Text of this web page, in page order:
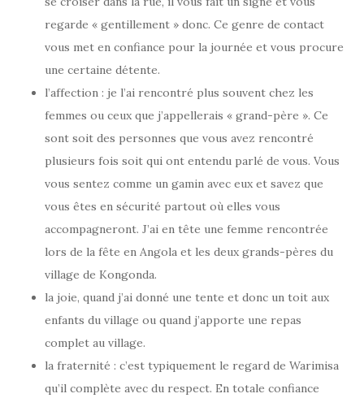
regarde « gentillement » donc. Ce genre de contact
vous met en confiance pour la journée et vous procure
une certaine détente.
l’affection : je l’ai rencontré plus souvent chez les
femmes ou ceux que j’appellerais « grand-père ». Ce
sont soit des personnes que vous avez rencontré
plusieurs fois soit qui ont entendu parlé de vous. Vous
vous sentez comme un gamin avec eux et savez que
vous êtes en sécurité partout où elles vous
accompagneront. J’ai en tête une femme rencontrée
lors de la fête en Angola et les deux grands-pères du
village de Kongonda.
la joie, quand j’ai donné une tente et donc un toit aux
enfants du village ou quand j’apporte une repas
complet au village.
la fraternité : c’est typiquement le regard de Warimisa
qu’il complète avec du respect. En totale confiance